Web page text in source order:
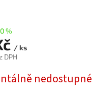
%
/ ks
DPH
nedostupné